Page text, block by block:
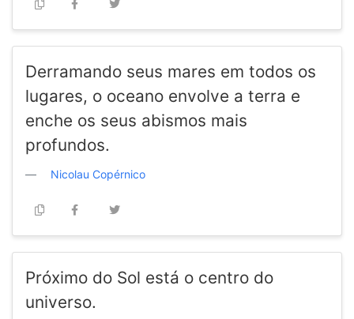
Derramando seus mares em todos os
lugares, o oceano envolve a terra e
enche os seus abismos mais
profundos.
Nicolau Copérnico
Próximo do Sol está o centro do
universo.